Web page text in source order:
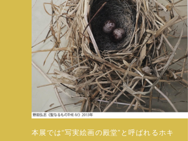
本展では“写実絵画の殿堂”と呼ばれるホキ